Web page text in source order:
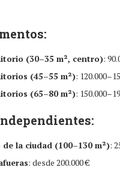
(30–35 m², centro):
(45–55 m²):
(65–80 m²):
la ciudad (100–130 m²):
: desde 200.000 €